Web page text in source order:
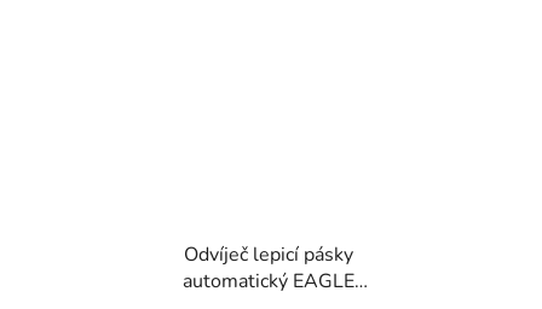
Odvíječ lepicí pásky
automatický EAGLE